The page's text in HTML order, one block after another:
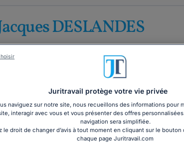
DESLANDES
des Ardennes
Droit des entreprises
COORDONNÉES
Juritravail protège votre vie privée
naviguez sur notre site, nous recueillons des informations pour
interagir avec vous et vous présenter des offres
navigation sera simplifiée.
le droit de changer d’avis à tout moment en cliquant sur le
chaque page Juritravail.com